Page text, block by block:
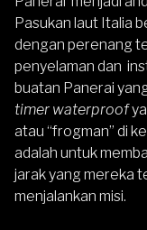
Pasukan laut Italia
dengan perenang
penyelaman dan
buatan Panerai
timer waterproof
atau “frogman” di
adalah untuk
jarak yang mereka
menjalankan misi.